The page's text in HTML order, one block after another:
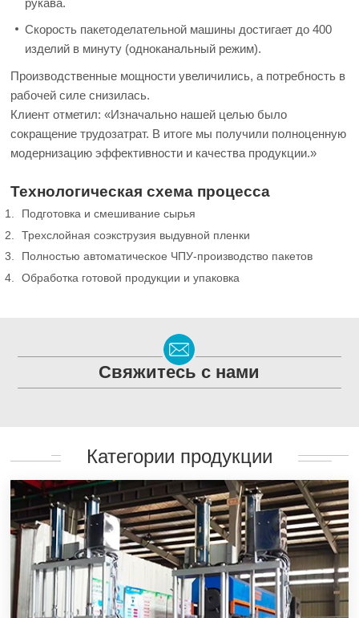
Скорость пакетоделательной машины достигает до 400
изделий в минуту (одноканальный режим).
Производственные мощности увеличились, а потребность в
рабочей силе снизилась.
Клиент отметил: «Изначально нашей целью было
сокращение трудозатрат. В итоге мы получили полноценную
модернизацию эффективности и качества продукции.»
Технологическая схема процесса
Подготовка и смешивание сырья
Трехслойная соэкструзия выдувной пленки
Полностью автоматическое ЧПУ-производство пакетов
Обработка готовой продукции и упаковка
Свяжитесь с нами
Категории продукции